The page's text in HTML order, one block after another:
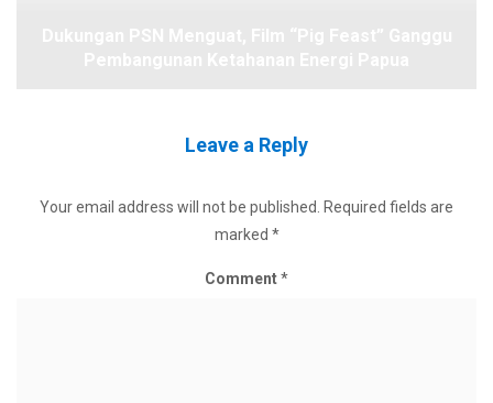
Leave a Reply
Your email address will not be published.
Required fields are
marked *
Comment*